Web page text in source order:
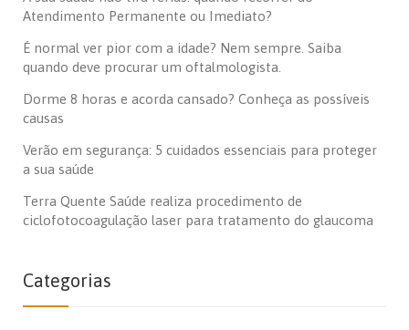
Atendimento Permanente ou Imediato?
É normal ver pior com a idade? Nem sempre. Saiba
quando deve procurar um oftalmologista.
Dorme 8 horas e acorda cansado? Conheça as possíveis
causas
Verão em segurança: 5 cuidados essenciais para proteger
a sua saúde
Terra Quente Saúde realiza procedimento de
ciclofotocoagulação laser para tratamento do glaucoma
Categorias